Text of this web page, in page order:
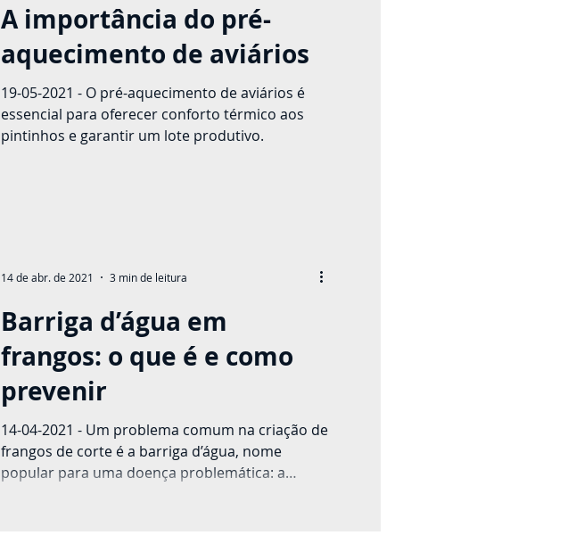
A importância do pré-
aquecimento de aviários
19-05-2021 - O pré-aquecimento de aviários é
essencial para oferecer conforto térmico aos
pintinhos e garantir um lote produtivo.
Barriga d’água em
frangos: o que é e como
prevenir
14-04-2021 - Um problema comum na criação de
frangos de corte é a barriga d’água, nome
popular para uma doença problemática: a
14 de abr. de 2021 3 min de leitura